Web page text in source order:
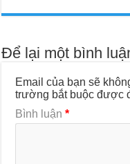
Để lại một bình
Email của bạn sẽ
trường bắt buộc được
Bình luận*